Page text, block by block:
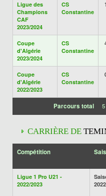
Ligue des
Champions
CAF
2023/2024
CS
Constantine
Coupe
d'Algérie
2023/2024
CS
Constantine
Coupe
d'Algérie
2022/2023
CS
Constantine
Parcours total
CARRIÈRE DE
Compétition
Ligue 1 Pro U21 -
2022/2023